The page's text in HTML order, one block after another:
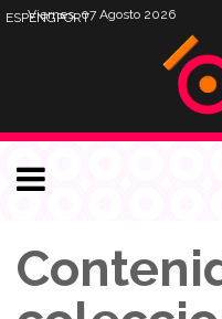
Viernes, 07 Agosto 2026
ESPENGPORT